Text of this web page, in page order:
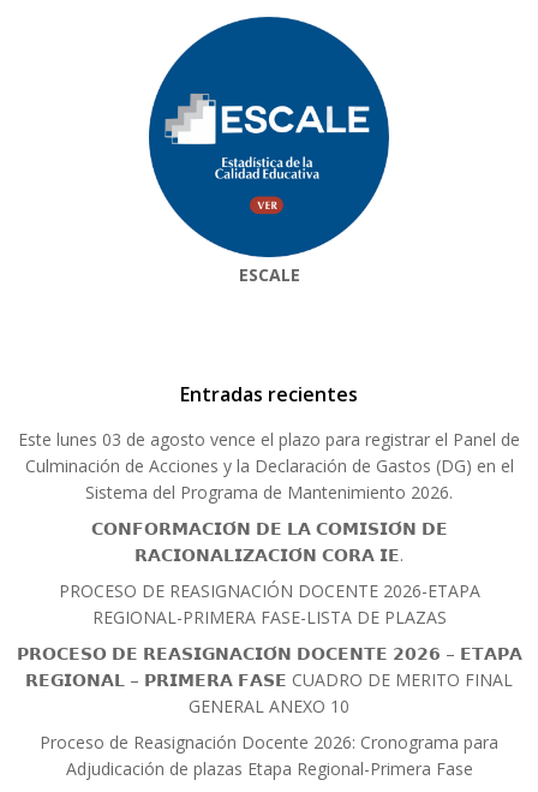
ESCALE
Entradas recientes
Este lunes 03 de agosto vence el plazo para registrar el Panel de
Culminación de Acciones y la Declaración de Gastos (DG) en el
Sistema del Programa de Mantenimiento 2026.
𝗖𝗢𝗡𝗙𝗢𝗥𝗠𝗔𝗖𝗜𝗢́𝗡 𝗗𝗘 𝗟𝗔 𝗖𝗢𝗠𝗜𝗦𝗜𝗢́𝗡 𝗗𝗘
𝗥𝗔𝗖𝗜𝗢𝗡𝗔𝗟𝗜𝗭𝗔𝗖𝗜𝗢́𝗡 𝗖𝗢𝗥𝗔 𝗜𝗘.
PROCESO DE REASIGNACIÓN DOCENTE 2026-ETAPA
REGIONAL-PRIMERA FASE-LISTA DE PLAZAS
𝗣𝗥𝗢𝗖𝗘𝗦𝗢 𝗗𝗘 𝗥𝗘𝗔𝗦𝗜𝗚𝗡𝗔𝗖𝗜𝗢́𝗡 𝗗𝗢𝗖𝗘𝗡𝗧𝗘 𝟮𝟬𝟮𝟲 – 𝗘𝗧𝗔𝗣𝗔
𝗥𝗘𝗚𝗜𝗢𝗡𝗔𝗟 – 𝗣𝗥𝗜𝗠𝗘𝗥𝗔 𝗙𝗔𝗦𝗘 CUADRO DE MERITO FINAL
GENERAL ANEXO 10
Proceso de Reasignación Docente 2026: Cronograma para
Adjudicación de plazas Etapa Regional-Primera Fase